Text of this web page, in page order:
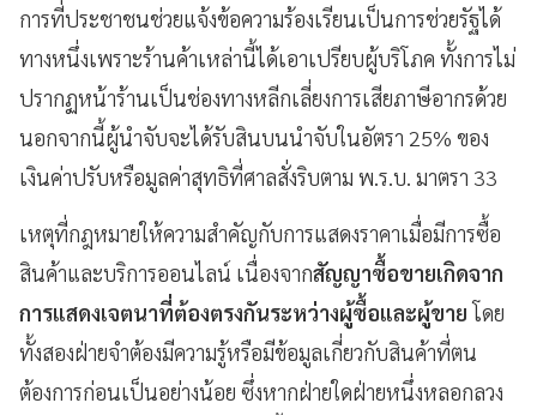
การที่ประชาชนช่วยแจ้งข้อความร้องเรียนเป็นการช่วยรัฐได้
ทางหนึ่งเพราะร้านค้าเหล่านี้ได้เอาเปรียบผู้บริโภค ทั้งการไม่
ปรากฏหน้าร้านเป็นช่องทางหลีกเลี่ยงการเสียภาษีอากรด้วย
นอกจากนี้ผู้นำจับจะได้รับสินบนนำจับในอัตรา 25% ของ
เงินค่าปรับหรือมูลค่าสุทธิที่ศาลสั่งริบตาม พ.ร.บ. มาตรา 33
เหตุที่กฎหมายให้ความสำคัญกับการแสดงราคาเมื่อมีการซื้อ
สินค้าและบริการออนไลน์ เนื่องจากสัญญาซื้อขายเกิดจาก
การแสดงเจตนาที่ต้องตรงกันระหว่างผู้ซื้อและผู้ขายโดย
ทั้งสองฝ่ายจำต้องมีความรู้หรือมีข้อมูลเกี่ยวกับสินค้าที่ตน
ต้องการก่อนเป็นอย่างน้อย ซึ่งหากฝ่ายใดฝ่ายหนึ่งหลอกลวง